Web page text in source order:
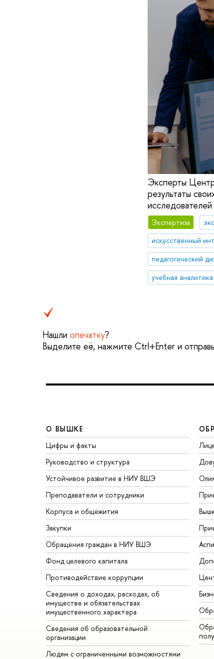
Эксперты
результаты
Экспертиза
педагогический
учебная аналитика
Нашли опечатку?
Выделите её, нажмите Ctrl+Enter и
О ВЫШКЕ
Цифры и факты
Руководство и структура
Устойчивое развитие в НИУ ВШЭ
Преподаватели и сотрудники
Корпуса и общежития
Закупки
Обращения граждан в НИУ ВШЭ
Фонд целевого капитала
Противодействие коррупции
Сведения о доходах, расходах, об
имуществе и обязательствах
имущественного характера
Сведения об образовательной
организации
Людям с ограниченными возможностями